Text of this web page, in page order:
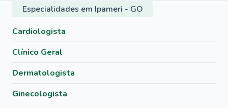
Especialidades em Ipameri - GO
Cardiologista
Clínico Geral
Dermatologista
Ginecologista